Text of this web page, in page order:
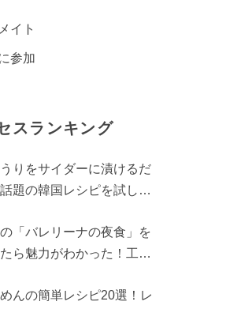
イト
参加
スランキング
りをサイダーに漬けるだ
題の韓国レシピを試した
「バレリーナの夜食」を
ら魅力がわかった！工程
んの簡単レシピ20選！レ